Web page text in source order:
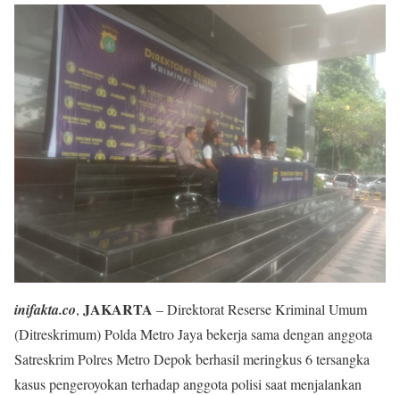
inifakta.co, JAKARTA – Direktorat Reserse Kriminal Umum
(Ditreskrimum) Polda Metro Jaya bekerja sama dengan anggota
Satreskrim Polres Metro Depok berhasil meringkus 6 tersangka
kasus pengeroyokan terhadap anggota polisi saat menjalankan